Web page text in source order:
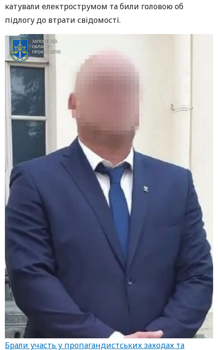
катували електрострумом та били головою об
підлогу до втрати свідомості.
Брали участь у пропагандистських заходах та